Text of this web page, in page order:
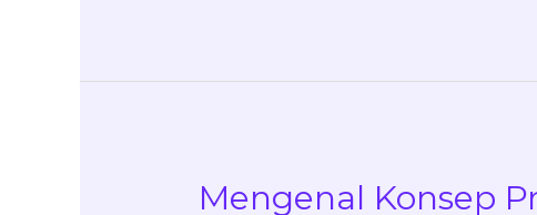
Mengenal Konsep
Mengenal